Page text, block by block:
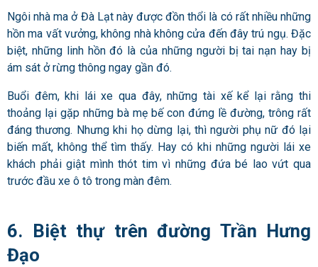
Ngôi nhà ma ở Đà Lạt này được đồn thổi là có rất nhiều những
hồn ma vất vưởng, không nhà không cửa đến đây trú ngụ. Đặc
biệt, những linh hồn đó là của những người bị tai nạn hay bị
ám sát ở rừng thông ngay gần đó.
Buổi đêm, khi lái xe qua đây, những tài xế kể lại rằng thi
thoảng lại gặp những bà mẹ bế con đứng lề đường, trông rất
đáng thương. Nhưng khi họ dừng lại, thì người phụ nữ đó lại
biến mất, không thể tìm thấy. Hay có khi những người lái xe
khách phải giật mình thót tim vì những đứa bé lao vứt qua
trước đầu xe ô tô trong màn đêm.
6. Biệt thự trên đường Trần Hưng
Đạo